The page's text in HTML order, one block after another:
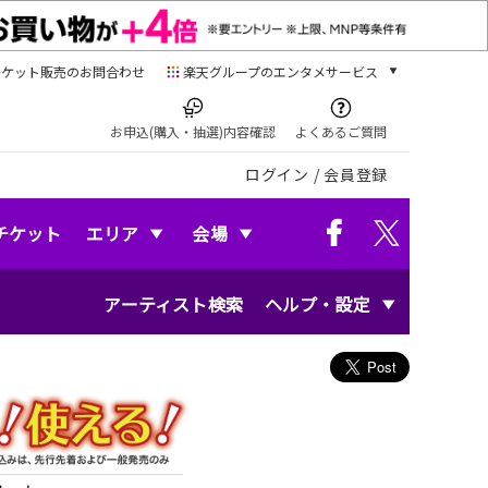
ット販売のお問合わせ 楽天グループのエンタメサービス
本/ゲーム/CD/DVD
楽天ブックス
電子書籍
楽天Kobo
音楽配信
お申込(購入・抽選)内容確認 よくあるご質問
ログイン / 会員登録
ケット エリア 会場
アーティスト検索 ヘルプ・設定